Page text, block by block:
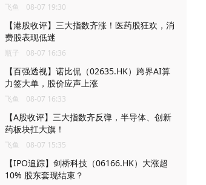
飞鱼 08-07 19:30
【港股收评】三大指数齐涨！医药股狂欢，消
费股表现低迷
瓶子 08-07 16:36
【百强透视】诺比侃（02635.HK）跨界AI算
力签大单，股价应声上涨
飞鱼 08-07 16:33
【A股收评】三大指数齐反弹，半导体、创新
药板块扛大旗！
飞鱼 08-07 15:35
【IPO追踪】剑桥科技（06166.HK）大涨超
10% 股东套现结束？